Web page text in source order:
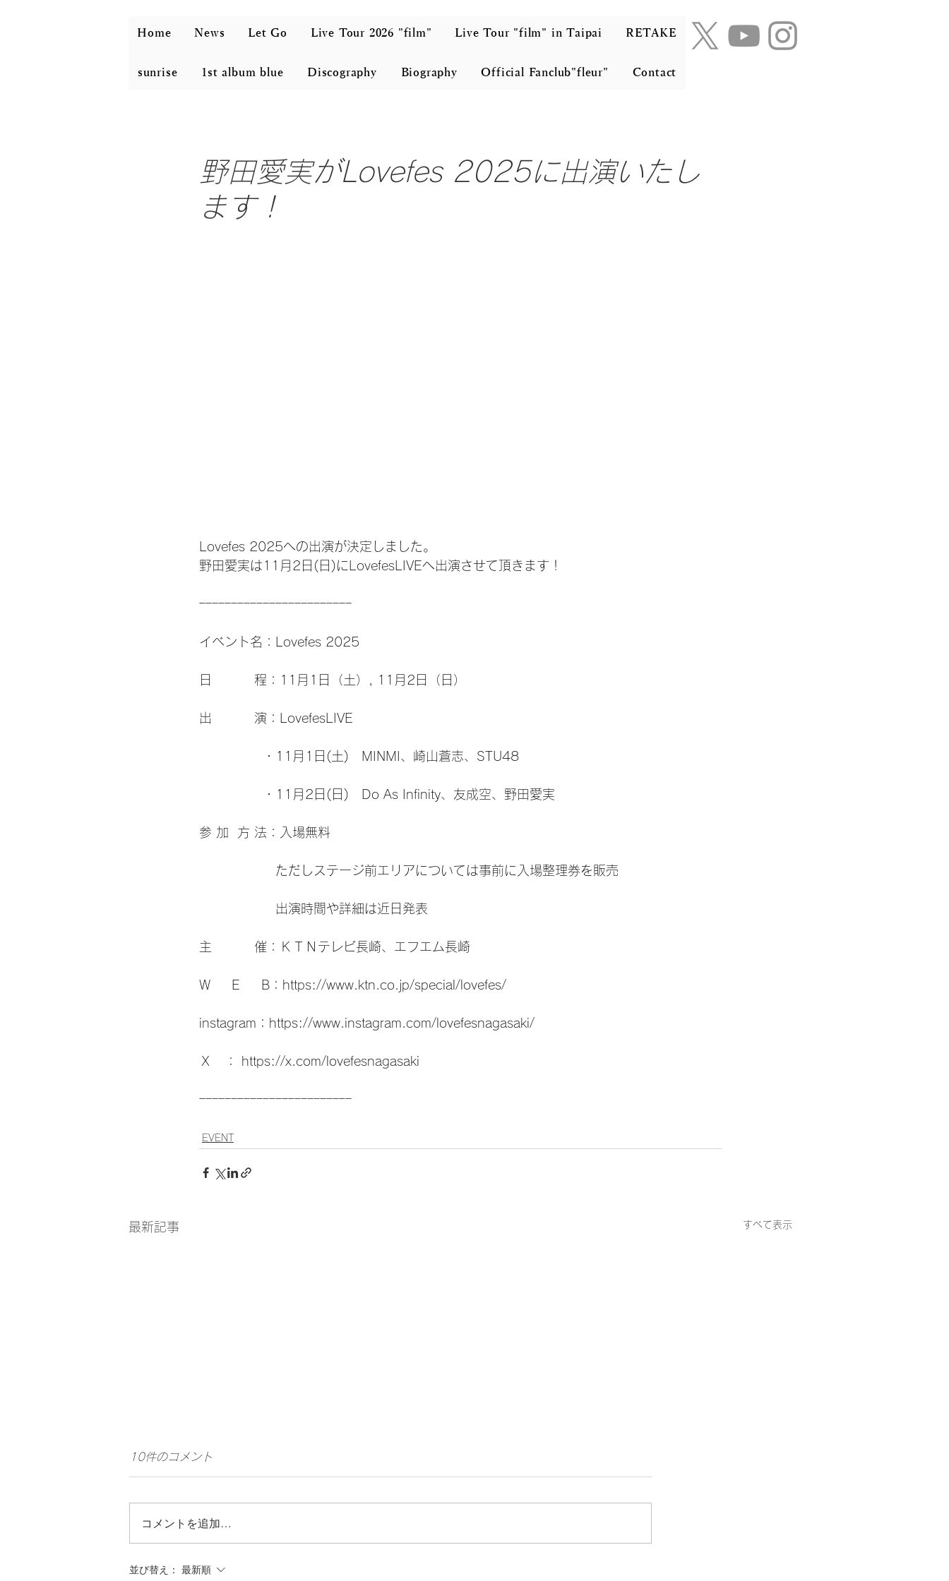
Home News Let Go Live Tour 2026 "film" Live Tour "film" in Taipai RETAKE
sunrise 1st album blue Discography Biography Official Fanclub"fleur" Contact
野田愛実がLovefes 2025に出演いたし
ます！
Lovefes 2025への出演が決定しました。
野田愛実は11月2日(日)にLovefesLIVEへ出演させて頂きます！
ｰｰｰｰｰｰｰｰｰｰｰｰｰｰｰｰｰｰｰｰｰｰｰｰ
イベント名：Lovefes 2025
日 　　　程：11月1日（土）, 11月2日（日）
出 　　　演：LovefesLIVE
・11月1日(土)　MINMI、崎山蒼志、STU48
・11月2日(日)　Do As Infinity、友成空、野田愛実
参 加  方 法：入場無料
ただしステージ前エリアについては事前に入場整理券を販売
出演時間や詳細は近日発表
主 　　　催：ＫＴＮテレビ長崎、エフエム長崎
W　  E  　B： https://www.ktn.co.jp/special/lovefes/
instagram： https://www.instagram.com/lovefesnagasaki/
Ｘ   ： https://x.com/lovefesnagasaki
ｰｰｰｰｰｰｰｰｰｰｰｰｰｰｰｰｰｰｰｰｰｰｰｰ
EVENT
最新記事 すべて表示
Date fm夏の風物詩「ザ・プ
10件のコメント
コメントを追加…
並び替え： 最新順